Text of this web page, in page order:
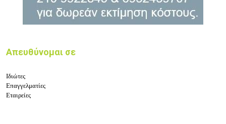
Απευθύνομαι σε
Ιδιώτες
Επαγγελματίες
Εταιρείες